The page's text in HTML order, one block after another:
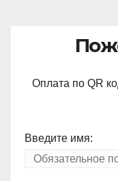
Оплата по QR
Введите имя: